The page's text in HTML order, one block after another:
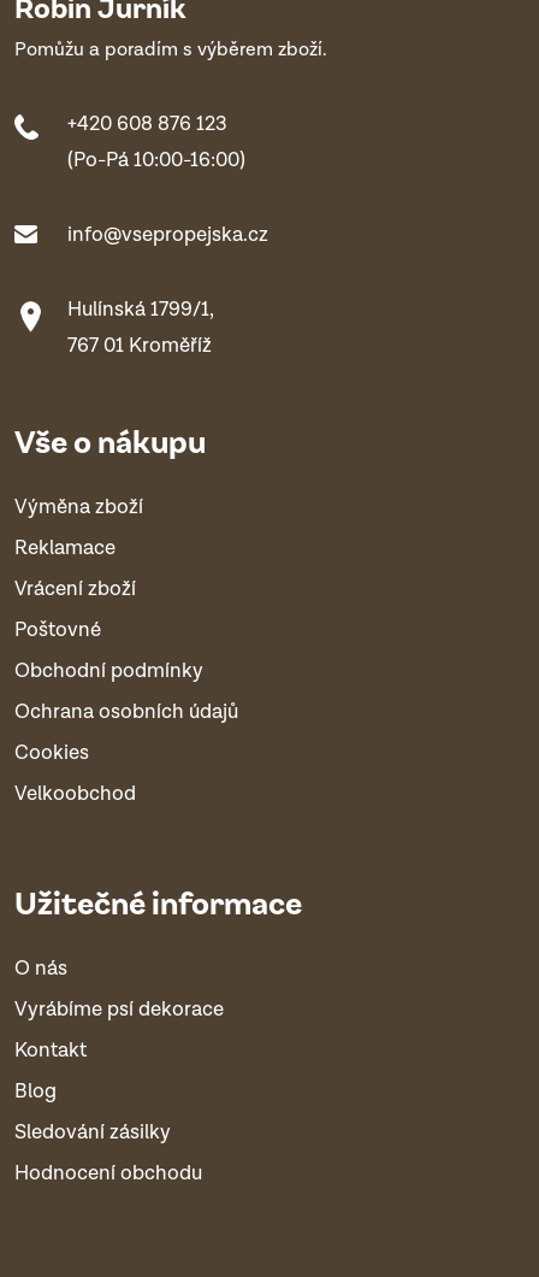
Pomůžu a poradím s výběrem zboží.
+420 608 876 123
(Po-Pá 10:00-16:00)
info@vsepropejska.cz
Hulínská 1799/1,
767 01 Kroměříž
Vše o nákupu
Výměna zboží
Reklamace
Vrácení zboží
Poštovné
Obchodní podmínky
Ochrana osobních údajů
Cookies
Velkoobchod
Užitečné informace
O nás
Vyrábíme psí dekorace
Kontakt
Blog
Sledování zásilky
Hodnocení obchodu